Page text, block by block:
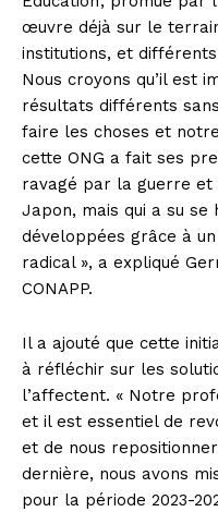
œuvre déjà sur le
institutions, et
Nous croyons qu’il est
résultats différents
faire les choses et
cette ONG a fait ses
ravagé par la guerre
Japon, mais qui a su
développées grâce à
radical », a expliqué
CONAPP.
Il a ajouté que cette
à réfléchir sur les
l’affectent. « Notre
et il est essentiel de
et de nous
dernière, nous avons
pour la période 2023-